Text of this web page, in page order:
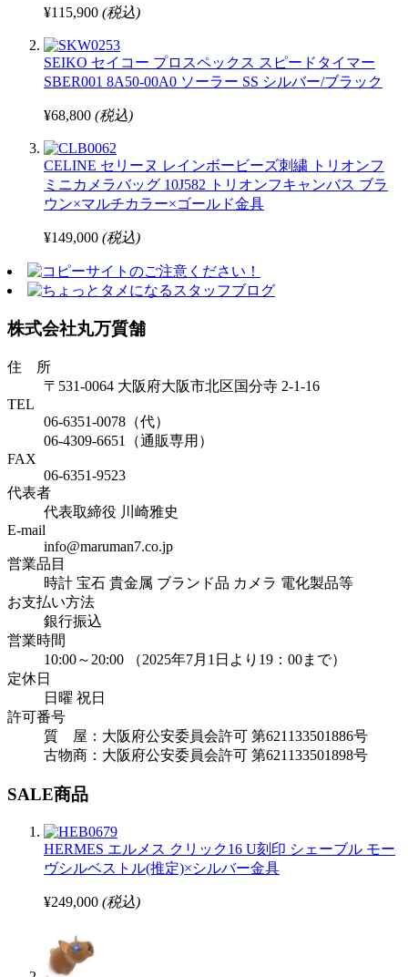
¥115,900 (税込)
SEIKO セイコー プロスペックス スピードタイマー
SBER001 8A50-00A0 ソーラー SS シルバー/ブラック
¥68,800 (税込)
CELINE セリーヌ レインボービーズ刺繍 トリオンフ
ミニカメラバッグ 10J582 トリオンフキャンバス ブラ
ウン×マルチカラー×ゴールド金具
¥149,000 (税込)
株式会社丸万質舗
住 所
〒531-0064 大阪府大阪市北区国分寺 2-1-16
TEL
06-6351-0078（代）
06-4309-6651（通販専用）
FAX
06-6351-9523
代表者
代表取締役 川崎雅史
E-mail
info@maruman7.co.jp
営業品目
時計 宝石 貴金属 ブランド品 カメラ 電化製品等
お支払い方法
銀行振込
営業時間
10:00～20:00 （2025年7月1日より19：00まで）
定休日
日曜 祝日
許可番号
質 屋：大阪府公安委員会許可 第621133501886号
古物商：大阪府公安委員会許可 第621133501898号
SALE商品
HERMES エルメス クリック16 U刻印 シェーブル モー
ヴシルベストル(推定)×シルバー金具
¥249,000 (税込)